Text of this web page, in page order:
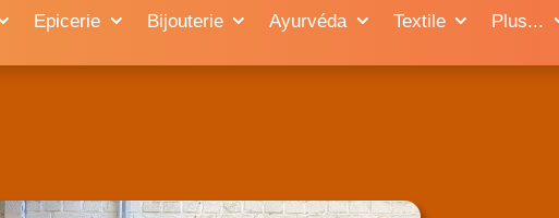
Epicerie Bijouterie Ayurvéda Textile Plus...